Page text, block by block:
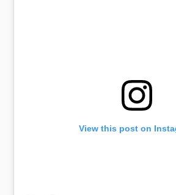
View this post on